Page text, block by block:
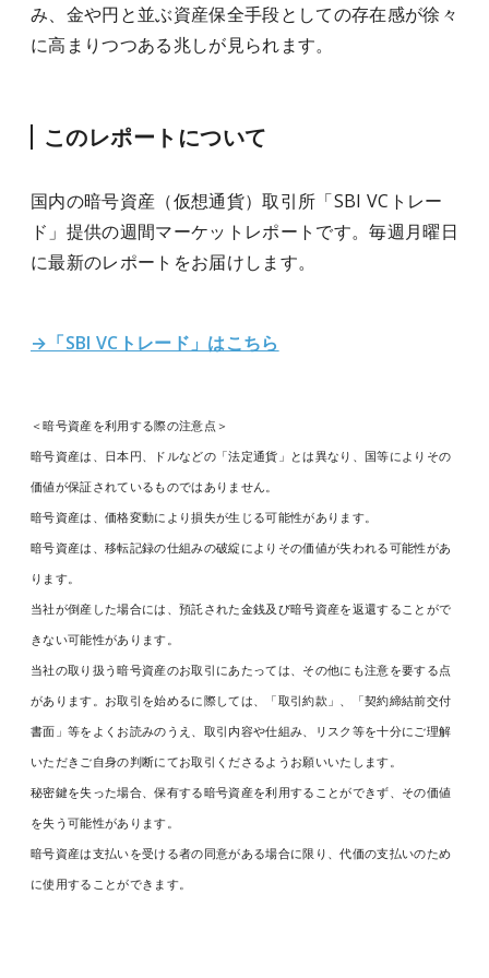
み、金や円と並ぶ資産保全手段としての存在感が徐々
に高まりつつある兆しが見られます。
このレポートについて
国内の暗号資産（仮想通貨）取引所「SBI VCトレー
ド」提供の週間マーケットレポートです。毎週月曜日
に最新のレポートをお届けします。
→「SBI VCトレード」はこちら
＜暗号資産を利用する際の注意点＞
暗号資産は、日本円、ドルなどの「法定通貨」とは異なり、国等によりその
価値が保証されているものではありません。
暗号資産は、価格変動により損失が生じる可能性があります。
暗号資産は、移転記録の仕組みの破綻によりその価値が失われる可能性があ
ります。
当社が倒産した場合には、預託された金銭及び暗号資産を返還することがで
きない可能性があります。
当社の取り扱う暗号資産のお取引にあたっては、その他にも注意を要する点
があります。お取引を始めるに際しては、「取引約款」、「契約締結前交付
書面」等をよくお読みのうえ、取引内容や仕組み、リスク等を十分にご理解
いただきご自身の判断にてお取引くださるようお願いいたします。
秘密鍵を失った場合、保有する暗号資産を利用することができず、その価値
を失う可能性があります。
暗号資産は支払いを受ける者の同意がある場合に限り、代価の支払いのため
に使用することができます。